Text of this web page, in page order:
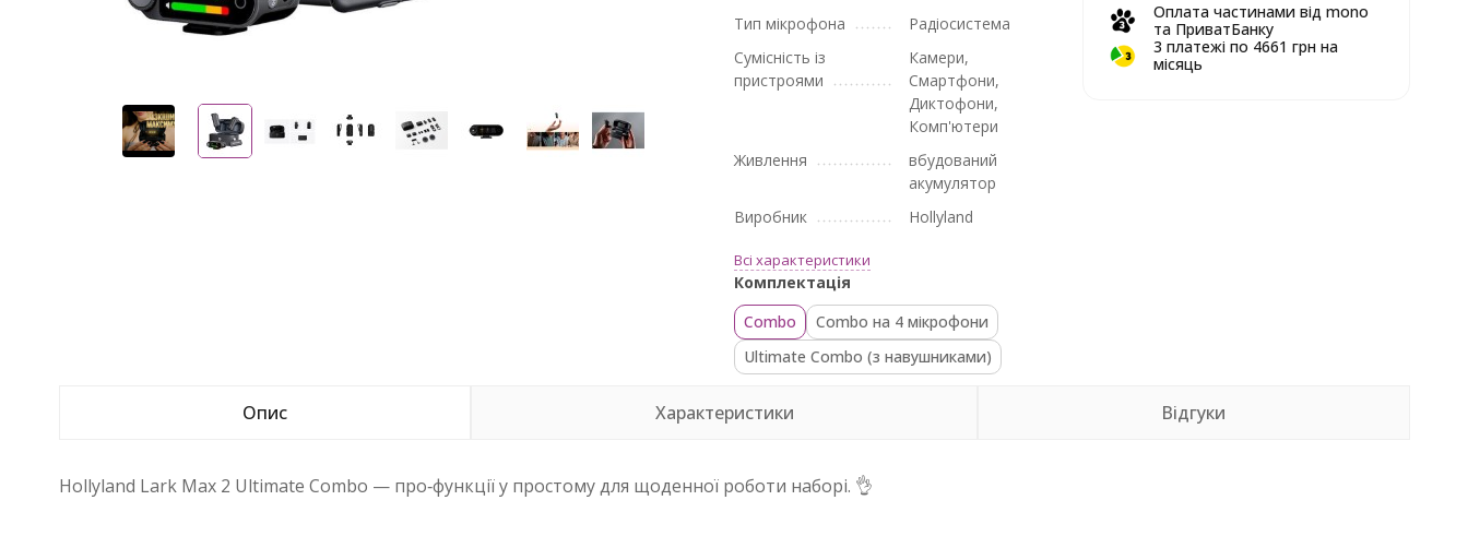
Тип мікрофона
Радіосистема
Сумісність із
пристроями
Камери,
Смартфони,
Диктофони,
Комп'ютери
Живлення
вбудований
акумулятор
Виробник
Hollyland
Всі характеристики
Комплектація
Combo
Combo на 4 мікрофони
Ultimate Combo (з навушниками)
Оплата частинами від mono
та ПриватБанку
3 платежі по 4661 грн на
місяць
Опис Характеристики Відгуки
Hollyland Lark Max 2 Ultimate Combo — про‑функції у простому для щоденної роботи наборі. 👌